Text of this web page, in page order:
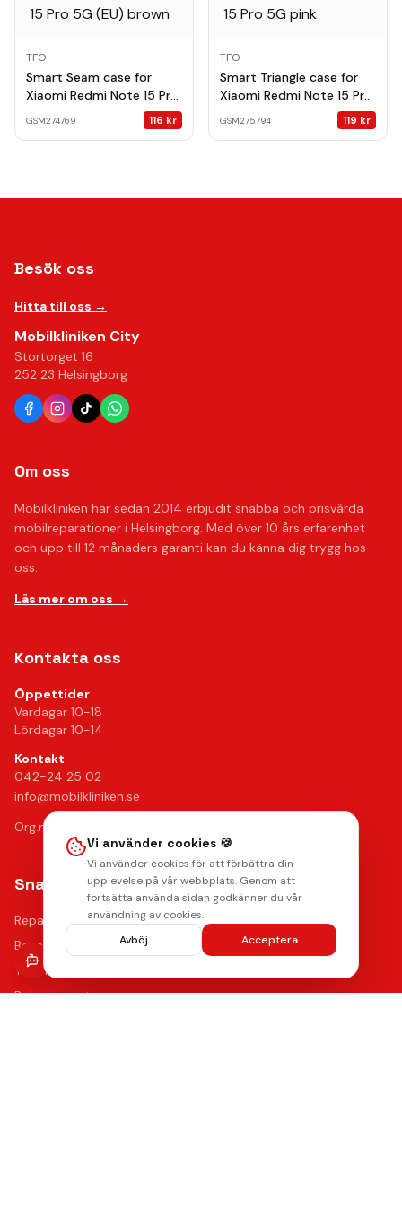
TFO
Smart Seam case for
Xiaomi Redmi Note 15 Pro
GSM274769 116 kr
TFO
Smart Triangle case for
Xiaomi Redmi Note 15 Pro
GSM275794 119 kr
Besök oss
Hitta till oss →
Mobilkliniken City
Stortorget 16
252 23 Helsingborg
Om oss
Mobilkliniken har sedan 2014 erbjudit snabba och prisvärda
mobilreparationer i Helsingborg. Med över 10 års erfarenhet
och upp till 12 månaders garanti kan du känna dig trygg hos
oss.
Läs mer om oss →
Kontakta oss
Öppettider
Vardagar 10-18
Lördagar 10-14
Kontakt
042-24 25 02
info@mobilkliniken.se
Org.nr: 556946-9199
Snabblänkar
Reparationer
Begagnade mobiler
Tillbehör
Boka reparation
Vi använder cookies 🍪
Vi använder cookies för att förbättra din
upplevelse på vår webbplats. Genom att
fortsätta använda sidan godkänner du vår
användning av cookies.
Avböj
Acceptera